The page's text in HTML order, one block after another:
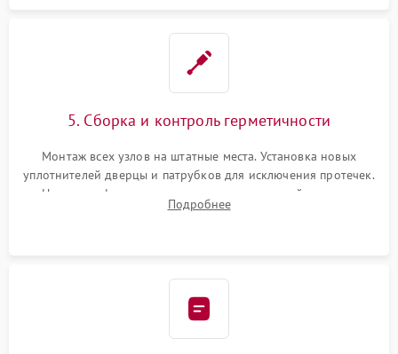
5. Сборка и контроль герметичности
Монтаж всех узлов на штатные места. Установка новых
уплотнителей дверцы и патрубков для исключения протечек.
Надежная фиксация хомутов гидравлической системы,
сборка корпуса и установка датчика поплавка.
Подробнее